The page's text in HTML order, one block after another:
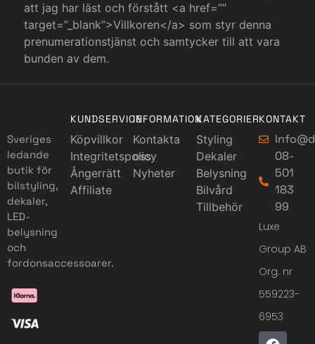
att jag har läst och förstått <a href=””
target=”_blank”>Villkoren</a> som styr denna
prenumerationstjänst och samtycker till att vara
bunden av dem.
Sveriges
ledande
butik för
bilstyling,
dekaler,
LED-
belysning
och
fordonsaccessoarer.
KUNDSERVICE
Köpvillkor
Integritetspolicy
Ångerrätt
Affiliate
INFORMATION
Kontakta
oss
Nyheter
KATEGORIER
Styling
Dekaler
Belysning
Bilvård
Tillbehör
KONTAKT
08-
501
183
99
Luxe
Group AB
Org. nr
559223-
6953